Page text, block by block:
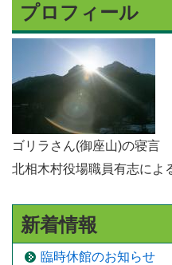
プロフィール
ゴリラさん(御座山)の寝言
北相木村役場職員有志によ
新着情報
臨時休館のお知らせ